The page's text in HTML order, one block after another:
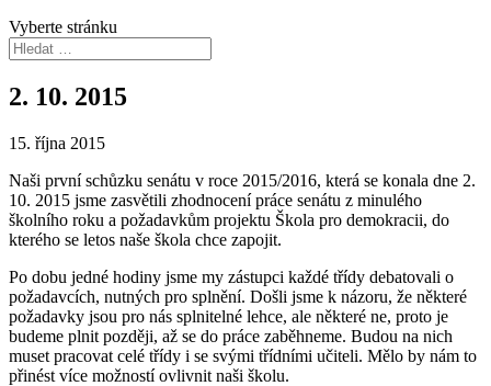
Vyberte stránku
2. 10. 2015
15. října 2015
Naši první schůzku senátu v roce 2015/2016, která se konala dne 2.
10. 2015 jsme zasvětili zhodnocení práce senátu z minulého
školního roku a požadavkům projektu Škola pro demokracii, do
kterého se letos naše škola chce zapojit.
Po dobu jedné hodiny jsme my zástupci každé třídy debatovali o
požadavcích, nutných pro splnění. Došli jsme k názoru, že některé
požadavky jsou pro nás splnitelné lehce, ale některé ne, proto je
budeme plnit později, až se do práce zaběhneme. Budou na nich
muset pracovat celé třídy i se svými třídními učiteli. Mělo by nám to
přinést více možností ovlivnit naši školu.